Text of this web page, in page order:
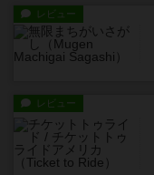
レビュー
レビュー